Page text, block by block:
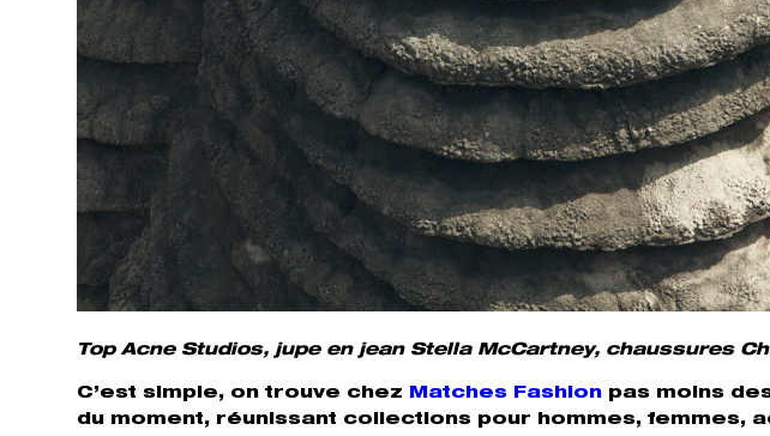
Top Acne Studios, jupe en jean Stella McCartney, chaussures
C’est simple, on trouve chez Matches Fashion pas moins
du moment, réunissant collections pour hommes, femmes,